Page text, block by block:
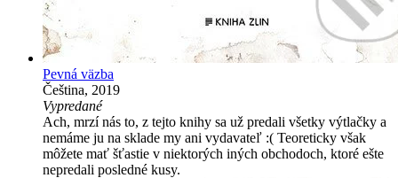
Pevná väzba
Čeština, 2019
Vypredané
Ach, mrzí nás to, z tejto knihy sa už predali všetky výtlačky a
nemáme ju na sklade my ani vydavateľ :( Teoreticky však
môžete mať šťastie v niektorých iných obchodoch, ktoré ešte
nepredali posledné kusy.